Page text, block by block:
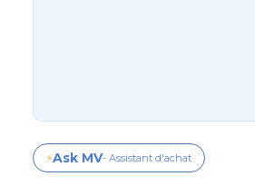
⚡Ask MV- Assistant d'achat